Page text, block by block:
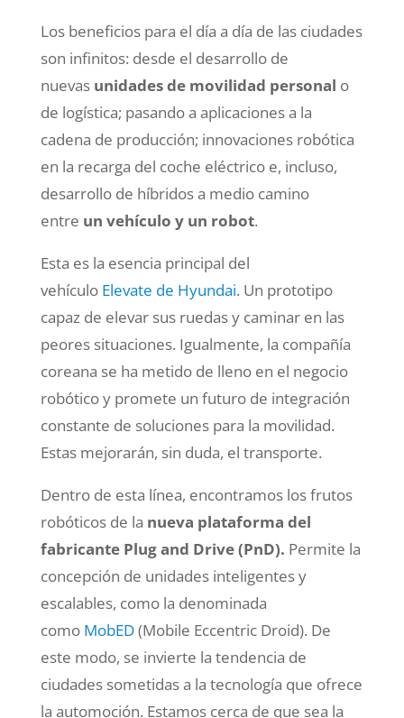
Los beneficios para el día a día de las ciudades
son infinitos: desde el desarrollo de
nuevas unidades de movilidad personal o
de logística; pasando a aplicaciones a la
cadena de producción; innovaciones robótica
en la recarga del coche eléctrico e, incluso,
desarrollo de híbridos a medio camino
entre un vehículo y un robot.
Esta es la esencia principal del
vehículo Elevate de Hyundai. Un prototipo
capaz de elevar sus ruedas y caminar en las
peores situaciones. Igualmente, la compañía
coreana se ha metido de lleno en el negocio
robótico y promete un futuro de integración
constante de soluciones para la movilidad.
Estas mejorarán, sin duda, el transporte.
Dentro de esta línea, encontramos los frutos
robóticos de la nueva plataforma del
fabricante Plug and Drive (PnD). Permite la
concepción de unidades inteligentes y
escalables, como la denominada
como MobED(Mobile Eccentric Droid). De
este modo, se invierte la tendencia de
ciudades sometidas a la tecnología que ofrece
la automoción. Estamos cerca de que sea la